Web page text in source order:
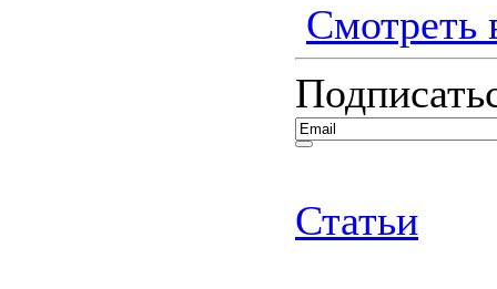
Смотреть
Статьи